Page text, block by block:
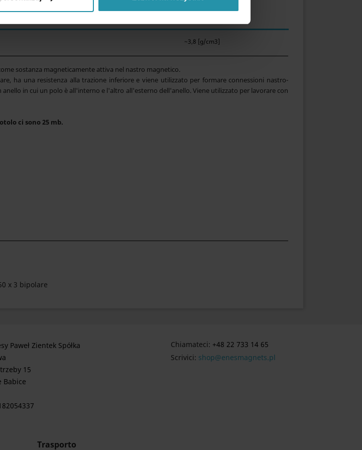
~3,8 [g/cm3]
sostanza magneticamente attiva nel nastro magnetico.
ha una resistenza alla trazione inferiore e viene utilizzato per formare connessioni nastro-
in cui un polo è all'interno e l'altro all'esterno dell'anello. Viene utilizzato per lavorare con
ci sono 25 mb.
x 3 bipolare
Paweł Zientek Spółka
15
Babice
Chiamateci: +48 22 733 14 65
Scrivici: shop@enesmagnets.pl
Trasporto